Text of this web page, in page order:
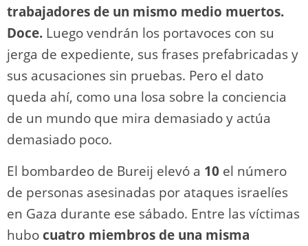
trabajadores de un mismo medio muertos.
Doce. Luego vendrán los portavoces con su
jerga de expediente, sus frases prefabricadas y
sus acusaciones sin pruebas. Pero el dato
queda ahí, como una losa sobre la conciencia
de un mundo que mira demasiado y actúa
demasiado poco.
El bombardeo de Bureij elevó a 10 el número
de personas asesinadas por ataques israelíes
en Gaza durante ese sábado. Entre las víctimas
hubocuatro miembros de una misma